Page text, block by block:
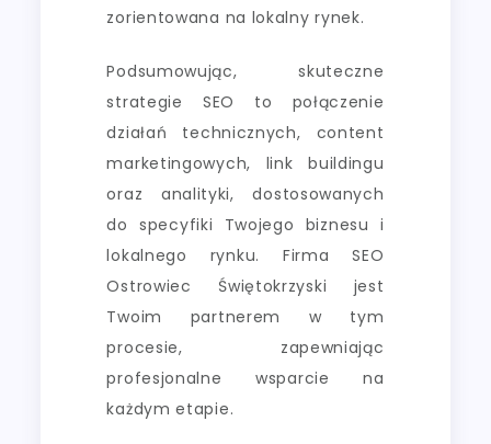
zorientowana na lokalny rynek.
Podsumowując, skuteczne
strategie SEO to połączenie
działań technicznych, content
marketingowych, link buildingu
oraz analityki, dostosowanych
do specyfiki Twojego biznesu i
lokalnego rynku. Firma SEO
Ostrowiec Świętokrzyski jest
Twoim partnerem w tym
procesie, zapewniając
profesjonalne wsparcie na
każdym etapie.